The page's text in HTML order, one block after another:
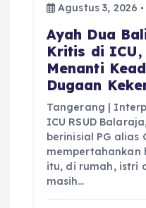
Agustus 3, 2026
Ayah Dua
Kritis di ICU,
Menanti
Dugaan
Tangerang |
ICU RSUD
berinisial PG alias
mempertahankan
itu, di rumah, istri
masih…